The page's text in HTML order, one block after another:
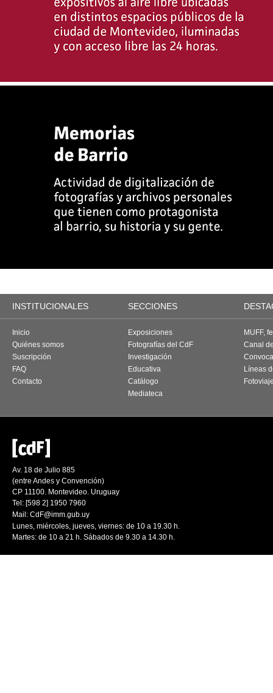
INSTITUCIONALES SECCIONES
Inicio
Quiénes somos
Suscripción
FAQ
Contacto
Exposiciones
Fotografías del CdF
Investigación
Educativa
Catálogo
Mediateca
MUFF,
Canal
Líneas
Av. 18 de Julio 885
(entre Andes y Convención)
CP 11100. Montevideo. Uruguay
Tel: [598 2] 1950 7960
Mail: CdF@imm.gub.uy
Lunes, miércoles, jueves, viernes: de 10 a 19.30 h.
Martes: de 10 a 21 h. Sábados de 9.30 a 14.30 h.